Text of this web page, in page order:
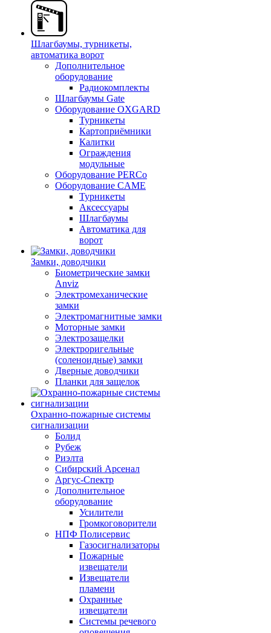
Шлагбаумы, турникеты,
автоматика ворот
Дополнительное
оборудование
Радиокомплекты
Шлагбаумы Gate
Оборудование OXGARD
Турникеты
Картоприёмники
Калитки
Ограждения
модульные
Оборудование PERCo
Оборудование CAME
Турникеты
Аксессуары
Шлагбаумы
Автоматика для
ворот
Замки, доводчики
Биометрические замки
Anviz
Электромеханические
замки
Электромагнитные замки
Моторные замки
Электрозащелки
Электроригельные
(cоленоидные) замки
Дверные доводчики
Планки для защелок
Охранно-пожарные системы
сигнализации
Болид
Рубеж
Риэлта
Сибирский Арсенал
Аргус-Спектр
Дополнительное
оборудование
Усилители
Громкоговорители
НПФ Полисервис
Газосигнализаторы
Пожарные
извещатели
Извещатели
пламени
Охранные
извещатели
Системы речевого